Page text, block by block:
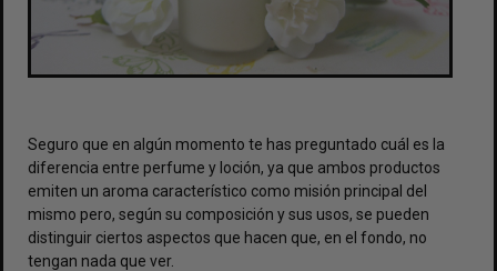
Seguro que en algún momento te has preguntado cuál es la
diferencia entre perfume y loción, ya que ambos productos
emiten un aroma característico como misión principal del
mismo pero, según su composición y sus usos, se pueden
distinguir ciertos aspectos que hacen que, en el fondo, no
tengan nada que ver.